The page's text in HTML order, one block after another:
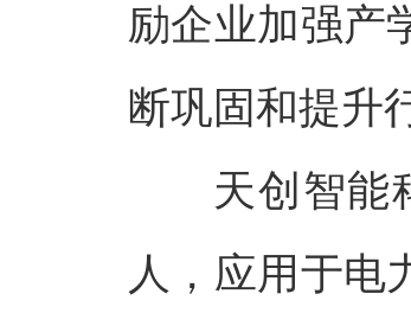
励企业加强产
断巩固和提升
天创智能
人，应用于电